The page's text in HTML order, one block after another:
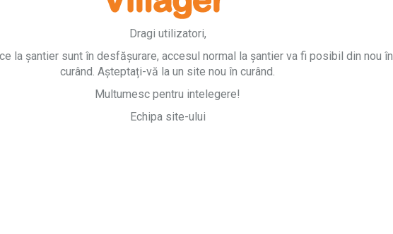
Dragi utilizatori,
la șantier sunt în desfășurare, accesul normal la șantier va fi posibil din nou în
curând. Așteptați-vă la un site nou în curând.
Multumesc pentru intelegere!
Echipa site-ului